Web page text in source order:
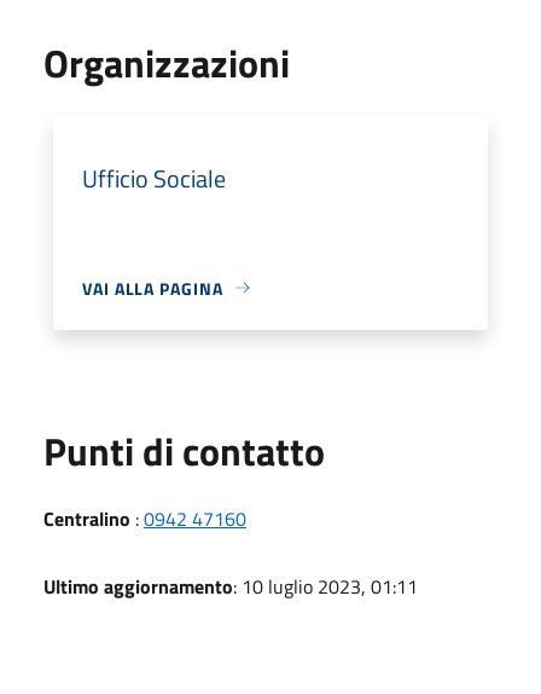
Organizzazioni
Ufficio Sociale
VAI ALLA PAGINA
Punti di contatto
Centralino :0942 47160
Ultimo aggiornamento: 10 luglio 2023, 01:11